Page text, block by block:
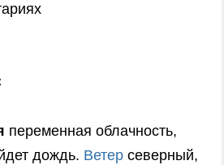
переменная облачность,
дождь. Ветер северный,